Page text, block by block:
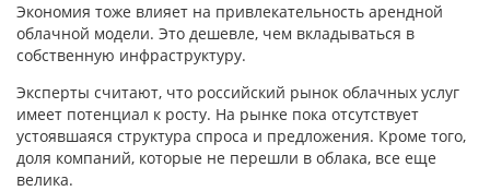
Экономия тоже влияет на привлекательность арендной
облачной модели. Это дешевле, чем вкладываться в
собственную инфраструктуру.
Эксперты считают, что российский рынок облачных услуг
имеет потенциал к росту. На рынке пока отсутствует
устоявшаяся структура спроса и предложения. Кроме того,
доля компаний, которые не перешли в облака, все еще
велика.